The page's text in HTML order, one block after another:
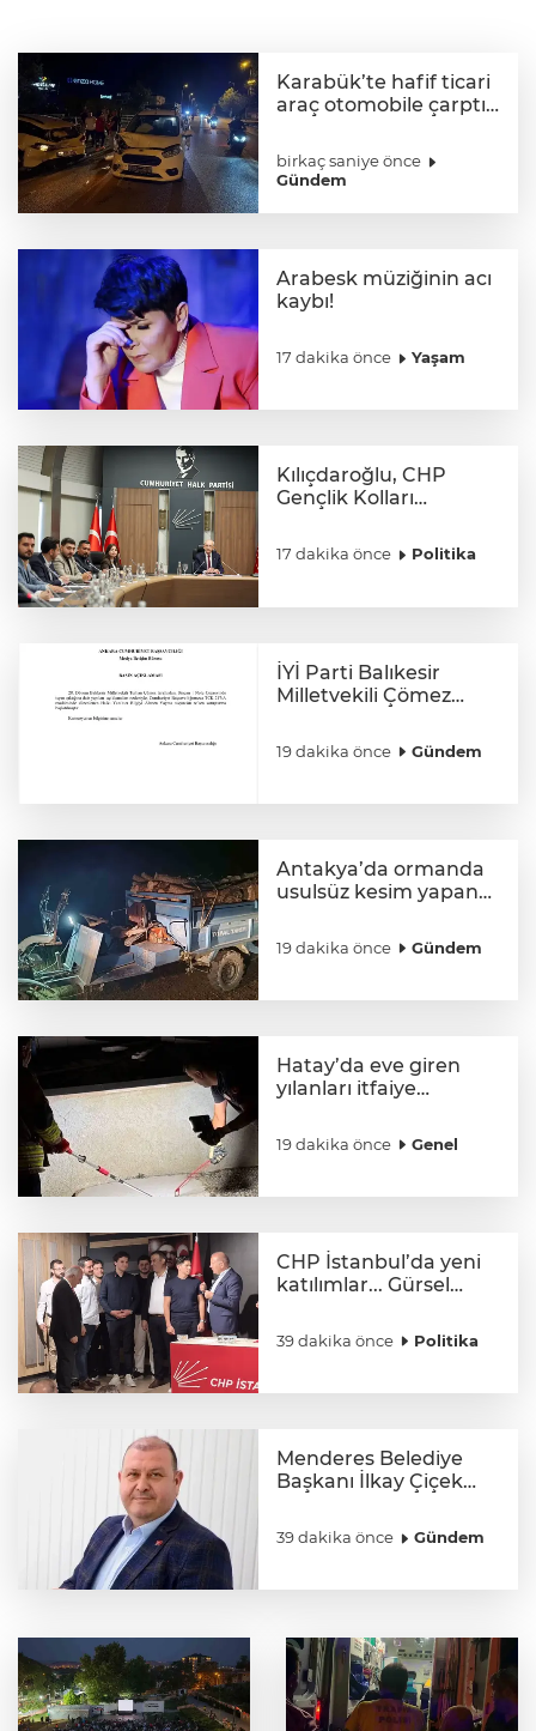
Karabük’te hafif ticari
araç otomobile çarptı:
birkaç saniye önce
Gündem
Arabesk müziğinin acı
kaybı!
17 dakika önce Yaşam
Kılıçdaroğlu, CHP
Gençlik Kolları
17 dakika önce Politika
İYİ Parti Balıkesir
Milletvekili Çömez
başlatıldı
19 dakika önce Gündem
Antakya’da ormanda
usulsüz kesim yapan
19 dakika önce Gündem
Hatay’da eve giren
yılanları itfaiye
19 dakika önce Genel
CHP İstanbul’da yeni
katılımlar... Gürsel
başaracağız
39 dakika önce Politika
Menderes Belediye
Başkanı İlkay Çiçek
39 dakika önce Gündem